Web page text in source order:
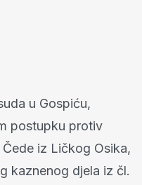
u Gospiću,
postupku protiv
iz Ličkog Osika,
kaznenog djela iz čl.